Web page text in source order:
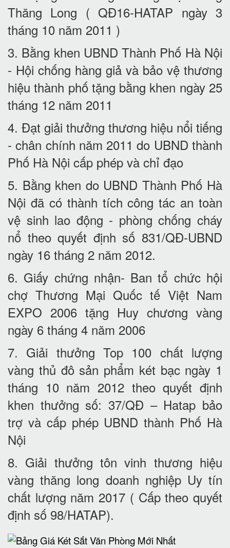
Thăng Long ( QĐ16-HATAP ngày 3
tháng 10 năm 2011 )
3. Bằng khen UBND Thành Phố Hà Nội
- Hội chống hàng giả và bảo vệ thương
hiệu thành phố tặng bằng khen ngày 25
tháng 12 năm 2011
4. Đạt giải thưởng thương hiệu nổi tiếng
- chân chính năm 2011 do UBND thành
Phố Hà Nội cấp phép và chỉ đạo
5. Bằng khen do UBND Thành Phố Hà
Nội đã có thành tích công tác an toàn
vệ sinh lao động - phòng chống cháy
nổ theo quyết định số 831/QĐ-UBND
ngày 16 tháng 2 năm 2012.
6. Giấy chứng nhận- Ban tổ chức hội
chợ Thương Mại Quốc tế Việt Nam
EXPO 2006 tặng Huy chương vàng
ngày 6 tháng 4 năm 2006
7. Giải thưởng Top 100 chất lượng
vàng thủ đô sản phẩm két bạc ngày 1
tháng 10 năm 2012 theo quyết định
khen thưởng số: 37/QĐ – Hatap bảo
trợ và cấp phép UBND thành Phố Hà
Nội
8. Giải thưởng tôn vinh thương hiệu
vàng thăng long doanh nghiệp Uy tín
chất lượng năm 2017 ( Cấp theo quyết
định số 98/HATAP).